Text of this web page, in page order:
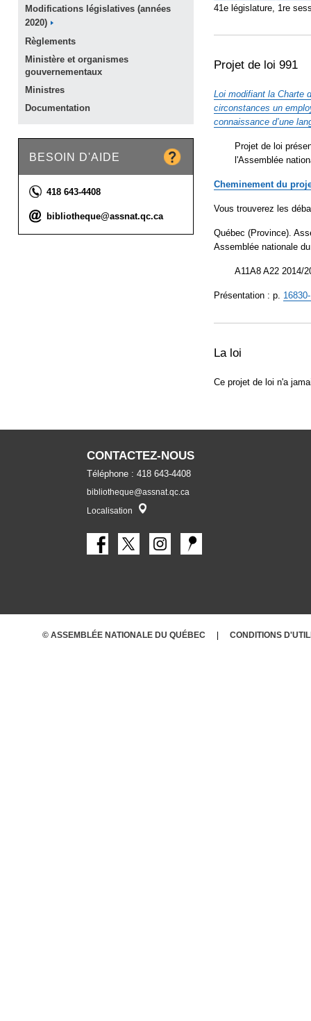
Modifications législatives (années
2020)
Règlements
Ministère et organismes
gouvernementaux
Ministres
Documentation
BESOIN D'AIDE
Téléphone :
418 643-4408
Courriel :
bibliotheque@assnat.qc.ca
41e législature, 1re
Projet de loi 991
Loi modifiant la Charte
circonstances un
connaissance d’une
Projet de loi
l'Assemblée
Cheminement du
Vous trouverez les
Québec (Province).
Assemblée nationale
A11A8 A22 2014/
Présentation : p.
La loi
Ce projet de loi n'a
CONTACTEZ-NOUS
Téléphone : 418 643-4408
bibliotheque@assnat.qc.ca
Localisation
© ASSEMBLÉE NATIONALE DU QUÉBEC CONDITIONS